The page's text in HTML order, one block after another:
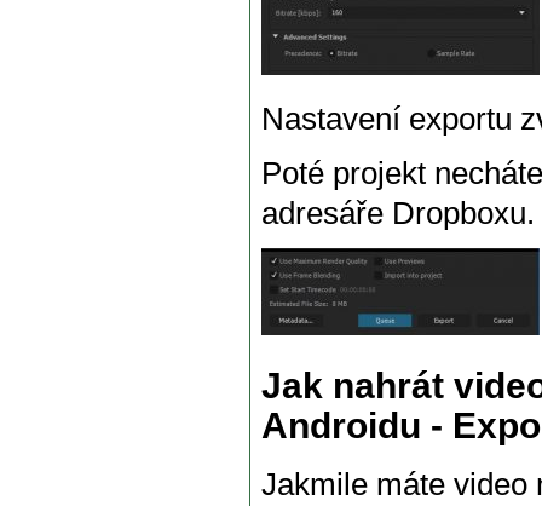
Nastavení exportu
Poté projekt
adresáře Dropboxu.
Jak nahrát
Androidu -
Jakmile máte video